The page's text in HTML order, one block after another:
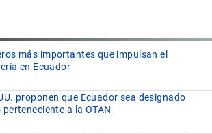
más importantes que impulsan el
en Ecuador
proponen que Ecuador sea designado
a la OTAN